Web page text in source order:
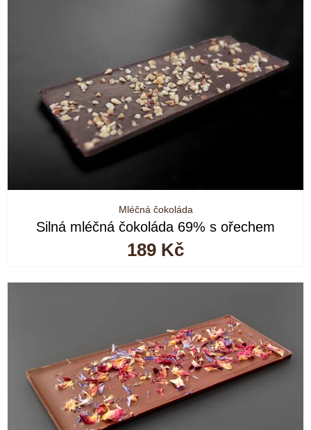
Mléčná čokoláda
Silná mléčná čokoláda 69% s ořechem
189 Kč